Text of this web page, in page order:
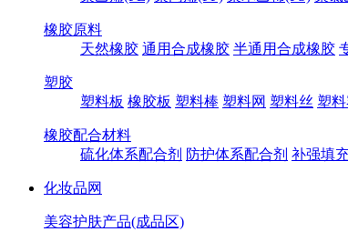
橡胶原料
天然橡胶 通用合成橡胶 半通用合成橡胶
塑胶
塑料板 橡胶板 塑料棒 塑料网 塑料丝 塑
橡胶配合材料
硫化体系配合剂 防护体系配合剂 补强填
化妆品网
美容护肤产品(成品区)